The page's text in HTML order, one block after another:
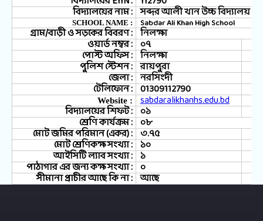
বিদ্যালয়ের নাম : সব্দর আলী খান উচ্চ বিদ্যালয়
SCHOOL NAME : Sabdar Ali Khan High School
গ্রাম/বাড়ী ও সড়কের বিবরণ : নিলক্ষা
ওয়ার্ড নম্বর : ০৭
পোস্ট অফিস : নিলক্ষা
পুলিশ স্টেশন : রায়পুরা
জেলা : নরসিংদী
টেলিফোন : 01309112790
Website : sabdaralikhanhs.edu.bd
বিদ্যালয়ের শিফট : ০১
শ্রেণি কার্যক্রম : ০৮
মোট জমির পরিমান (একর) : ৩.৭৫
মোট শ্রেণিকক্ষ সংখ্যা : ১০
আইসিটি ল্যাব সংখ্যা : ১
পাঠাগার এর জন্য কক্ষ সংখ্যা : ০
সীমানা প্রাচীর আছে কি না : আছে